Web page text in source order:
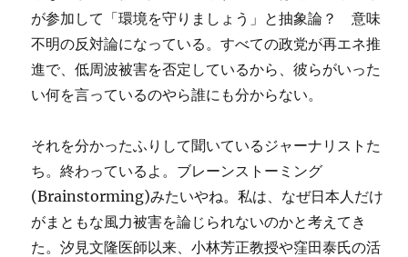
が参加して「環境を守りましょう」と抽象論？ 意味
不明の反対論になっている。すべての政党が再エネ推
進で、低周波被害を否定しているから、彼らがいった
い何を言っているのやら誰にも分からない。
それを分かったふりして聞いているジャーナリストた
ち。終わっているよ。ブレーンストーミング
(Brainstorming)みたいやね。私は、なぜ日本人だけ
がまともな風力被害を論じられないのかと考えてき
た。汐見文隆医師以来、小林芳正教授や窪田泰氏の活